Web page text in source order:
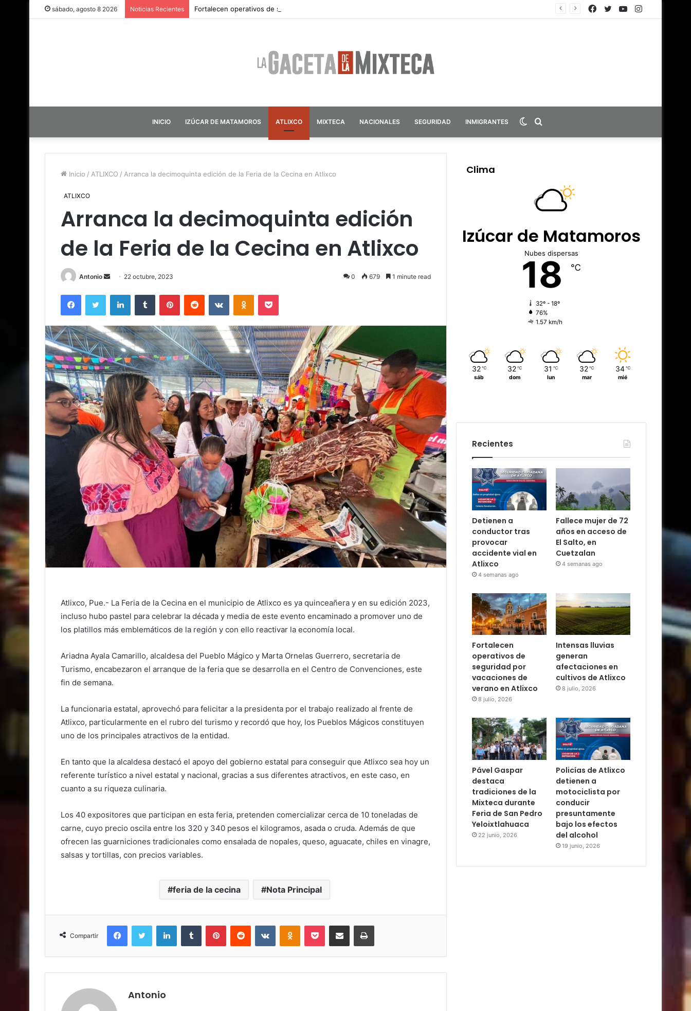
sábado, agosto 8 2026 Noticias Recientes Fortalecen operativos de seguridad por vacaciones de verano en Atlixco Instagram
YouTube
Twitter
Facebook
INICIO IZÚCAR DE MATAMOROS ATLIXCO MIXTECA NACIONALES SEGURIDAD INMIGRANTES Switch
Inicio / ATLIXCO / Arranca la decimoquinta edición de la Feria de la Cecina en Atlixco
ATLIXCO
Arranca la decimoquinta edición
de la Feria de la Cecina en Atlixco
Antonio
Send
email
22 octubre, 2023 0 679 1 minute read
FacebookTwitter LinkedInTumblr PinterestReddit VKontakteOdnoklassniki
Pocket
Atlixco, Pue.- La Feria de la Cecina en el municipio de Atlixco es ya quinceañera y en su edición 2023,
incluso hubo pastel para celebrar la década y media de este evento encaminado a promover uno de
los platillos más emblemáticos de la región y con ello reactivar la economía local.
Ariadna Ayala Camarillo, alcaldesa del Pueblo Mágico y Marta Ornelas Guerrero, secretaria de
Turismo, encabezaron el arranque de la feria que se desarrolla en el Centro de Convenciones, este
fin de semana.
La funcionaria estatal, aprovechó para felicitar a la presidenta por el trabajo realizado al frente de
Atlixco, particularmente en el rubro del turismo y recordó que hoy, los Pueblos Mágicos constituyen
uno de los principales atractivos de la entidad.
En tanto que la alcaldesa destacó el apoyo del gobierno estatal para conseguir que Atlixco sea hoy un
referente turístico a nivel estatal y nacional, gracias a sus diferentes atractivos, en este caso, en
cuanto a su riqueza culinaria.
Los 40 expositores que participan en esta feria, pretenden comercializar cerca de 10 toneladas de
carne, cuyo precio oscila entre los 320 y 340 pesos el kilogramos, asada o cruda. Además de que
ofrecen las guarniciones tradicionales como ensalada de nopales, queso, aguacate, chiles en vinagre,
salsas y tortillas, con precios variables.
feria de la cecina Nota Principal
Compartir
FacebookTwitter LinkedInTumblr PinterestReddit VKontakteOdnoklassniki
Pocket Share via Email Print
Antonio
Clima
Izúcar de Matamoros
Nubes dispersas
18 ℃
32º - 18º
76%
1.57 km/h
32 ℃
sáb
32 ℃
dom
31 ℃
lun
32 ℃
mar
34 ℃
mié
Recientes
Detienen a
conductor tras
provocar
accidente vial en
Atlixco
4 semanas ago
Fallece mujer de 72
años en acceso de
El Salto, en
Cuetzalan
4 semanas ago
Fortalecen
operativos de
seguridad por
vacaciones de
verano en Atlixco
8 julio, 2026
Intensas lluvias
generan
afectaciones en
cultivos de Atlixco
8 julio, 2026
Pável Gaspar
destaca
tradiciones de la
Mixteca durante
Feria de San Pedro
Yeloixtlahuaca
22 junio, 2026
Policías de Atlixco
detienen a
motociclista por
conducir
presuntamente
bajo los efectos
del alcohol
19 junio, 2026